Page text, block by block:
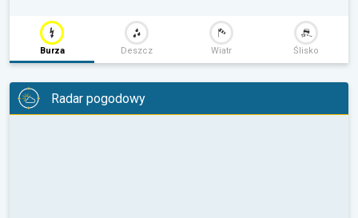
Burza Deszcz Wiatr Ślisko
Radar pogodowy